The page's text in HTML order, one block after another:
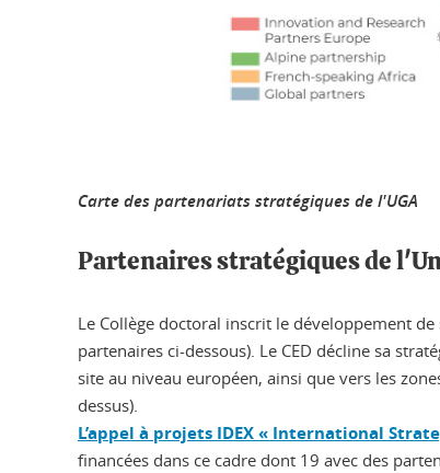
Carte des partenariats stratégiques de l'UGA
Partenaires stratégiques de
Le Collège doctoral inscrit le développement
partenaires ci-dessous). Le CED décline sa
site au niveau européen, ainsi que vers les
dessus).
L’appel à projets IDEX « International
financées dans ce cadre dont 19 avec des